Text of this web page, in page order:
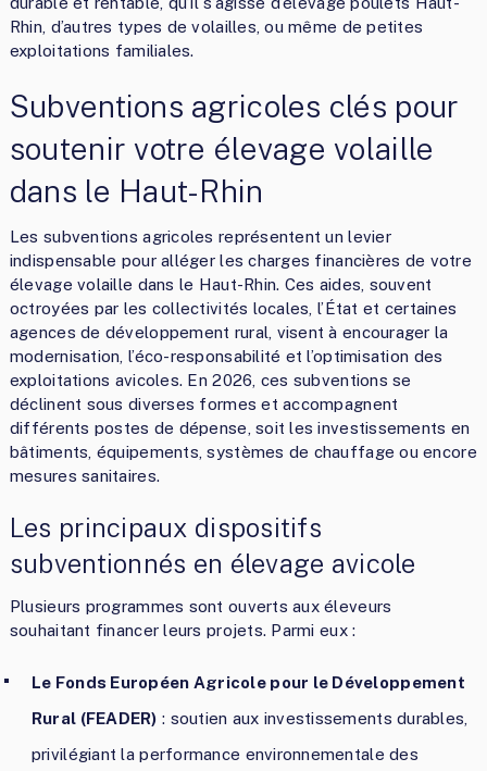
Rhin, d’autres types de volailles, ou même de petites
exploitations familiales.
Subventions agricoles clés pour
soutenir votre élevage volaille
dans le Haut-Rhin
Les subventions agricoles représentent un levier
indispensable pour alléger les charges financières de votre
élevage volaille dans le Haut-Rhin. Ces aides, souvent
octroyées par les collectivités locales, l’État et certaines
agences de développement rural, visent à encourager la
modernisation, l’éco-responsabilité et l’optimisation des
exploitations avicoles. En 2026, ces subventions se
déclinent sous diverses formes et accompagnent
différents postes de dépense, soit les investissements en
bâtiments, équipements, systèmes de chauffage ou encore
mesures sanitaires.
Les principaux dispositifs
subventionnés en élevage avicole
Plusieurs programmes sont ouverts aux éleveurs
souhaitant financer leurs projets. Parmi eux :
Le Fonds Européen Agricole pour le Développement
Rural (FEADER) : soutien aux investissements durables,
privilégiant la performance environnementale des